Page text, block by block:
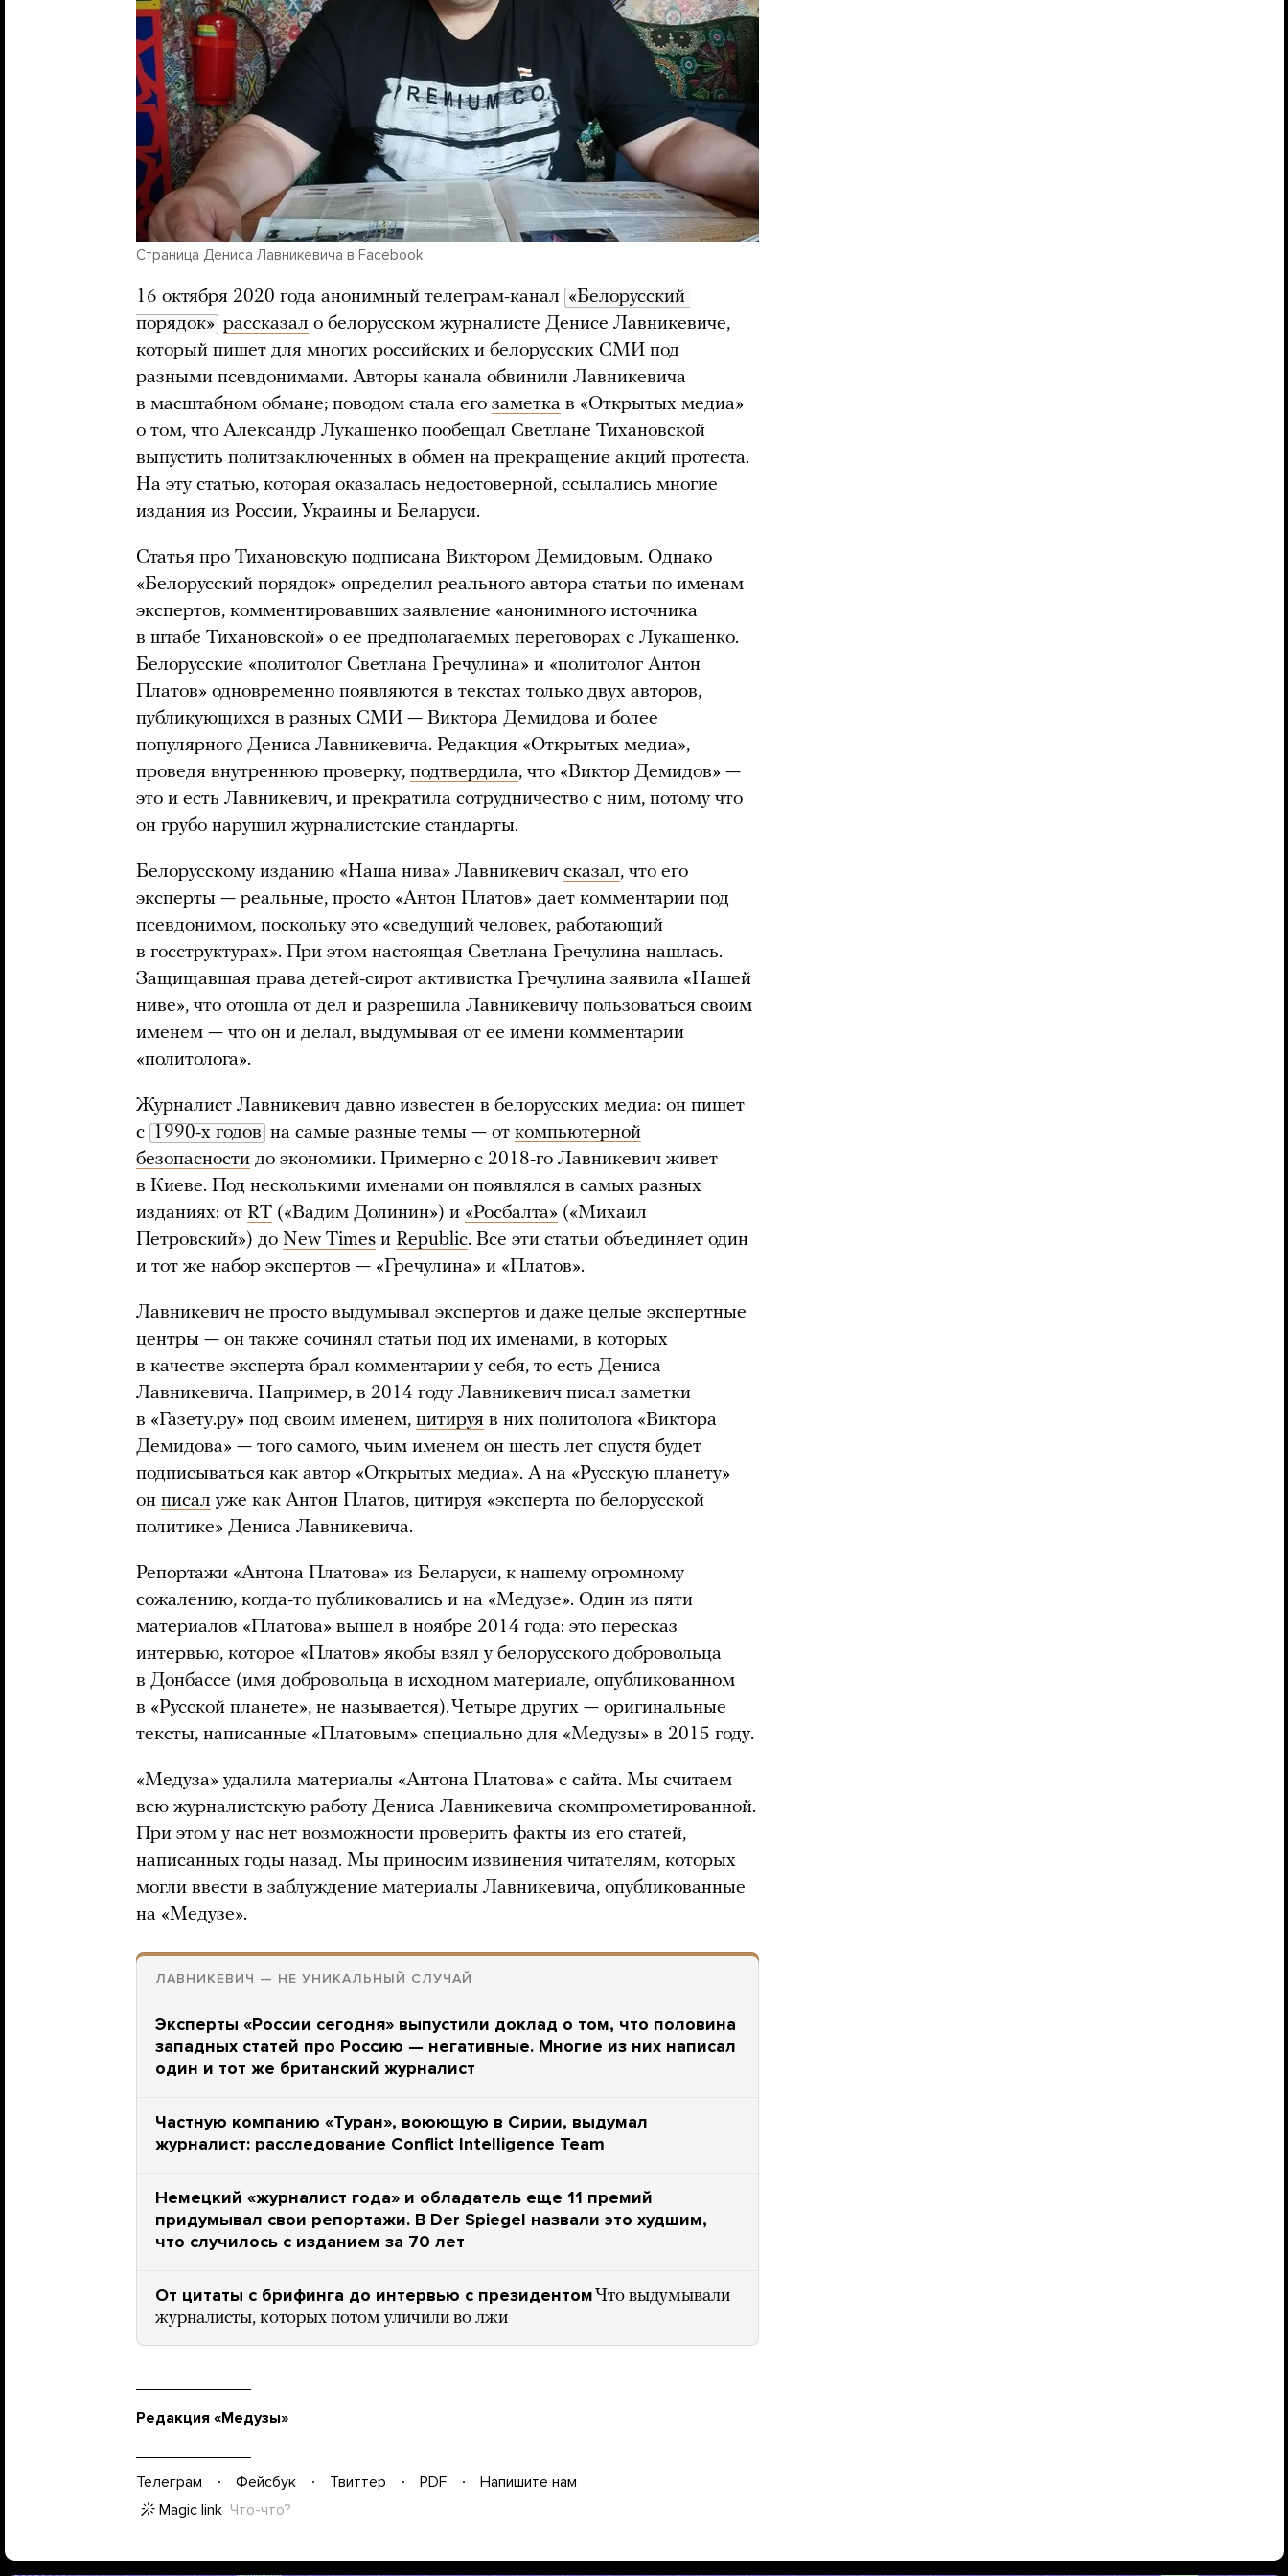
Страница Дениса Лавникевича в Facebook
16 октября 2020 года анонимный телеграм-канал «Белорусский
порядок» рассказал о белорусском журналисте Денисе Лавникевиче,
который пишет для многих российских и белорусских СМИ под
разными псевдонимами. Авторы канала обвинили Лавникевича
в масштабном обмане; поводом стала его заметка в «Открытых медиа»
о том, что Александр Лукашенко пообещал Светлане Тихановской
выпустить политзаключенных в обмен на прекращение акций протеста.
На эту статью, которая оказалась недостоверной, ссылались многие
издания из России, Украины и Беларуси.
Статья про Тихановскую подписана Виктором Демидовым. Однако
«Белорусский порядок» определил реального автора статьи по именам
экспертов, комментировавших заявление «анонимного источника
в штабе Тихановской» о ее предполагаемых переговорах с Лукашенко.
Белорусские «политолог Светлана Гречулина» и «политолог Антон
Платов» одновременно появляются в текстах только двух авторов,
публикующихся в разных СМИ — Виктора Демидова и более
популярного Дениса Лавникевича. Редакция «Открытых медиа»,
проведя внутреннюю проверку, подтвердила, что «Виктор Демидов» —
это и есть Лавникевич, и прекратила сотрудничество с ним, потому что
он грубо нарушил журналистские стандарты.
Белорусскому изданию «Наша нива» Лавникевич сказал, что его
эксперты — реальные, просто «Антон Платов» дает комментарии под
псевдонимом, поскольку это «сведущий человек, работающий
в госструктурах». При этом настоящая Светлана Гречулина нашлась.
Защищавшая права детей-сирот активистка Гречулина заявила «Нашей
ниве», что отошла от дел и разрешила Лавникевичу пользоваться своим
именем — что он и делал, выдумывая от ее имени комментарии
«политолога».
Журналист Лавникевич давно известен в белорусских медиа: он пишет
с 1990-х годов на самые разные темы — от компьютерной
безопасности до экономики. Примерно с 2018-го Лавникевич живет
в Киеве. Под несколькими именами он появлялся в самых разных
изданиях: от RT («Вадим Долинин») и «Росбалта» («Михаил
Петровский») до New Times и Republic. Все эти статьи объединяет один
и тот же набор экспертов — «Гречулина» и «Платов».
Лавникевич не просто выдумывал экспертов и даже целые экспертные
центры — он также сочинял статьи под их именами, в которых
в качестве эксперта брал комментарии у себя, то есть Дениса
Лавникевича. Например, в 2014 году Лавникевич писал заметки
в «Газету.ру» под своим именем, цитируя в них политолога «Виктора
Демидова» — того самого, чьим именем он шесть лет спустя будет
подписываться как автор «Открытых медиа». А на «Русскую планету»
он писал уже как Антон Платов, цитируя «эксперта по белорусской
политике» Дениса Лавникевича.
Репортажи «Антона Платова» из Беларуси, к нашему огромному
сожалению, когда-то публиковались и на «Медузе». Один из пяти
материалов «Платова» вышел в ноябре 2014 года: это пересказ
интервью, которое «Платов» якобы взял у белорусского добровольца
в Донбассе (имя добровольца в исходном материале, опубликованном
в «Русской планете», не называется). Четыре других — оригинальные
тексты, написанные «Платовым» специально для «Медузы» в 2015 году.
«Медуза» удалила материалы «Антона Платова» с сайта. Мы считаем
всю журналистскую работу Дениса Лавникевича скомпрометированной.
При этом у нас нет возможности проверить факты из его статей,
написанных годы назад. Мы приносим извинения читателям, которых
могли ввести в заблуждение материалы Лавникевича, опубликованные
на «Медузе».
ЛАВНИКЕВИЧ — НЕ УНИКАЛЬНЫЙ СЛУЧАЙ
Эксперты «России сегодня» выпустили доклад о том, что половина
западных статей про Россию — негативные. Многие из них написал
один и тот же британский журналист
Частную компанию «Туран», воюющую в Сирии, выдумал
журналист: расследование Conflict Intelligence Team
Немецкий «журналист года» и обладатель еще 11 премий
придумывал свои репортажи. В Der Spiegel назвали это худшим,
что случилось с изданием за 70 лет
От цитаты с брифинга до интервью с президентом Что выдумывали
журналисты, которых потом уличили во лжи
Редакция «Медузы»
Телеграм Фейсбук Твиттер PDF
Напишите нам
Magic link Что-что?